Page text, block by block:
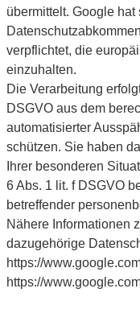
übermittelt. Google
verpflichtet, die
einzuhalten.
Die Verarbeitung
DSGVO aus dem
automatisierter
schützen. Sie haben
Ihrer besonderen
6 Abs. 1 lit. f DSGVO
betreffender
Nähere Informationen
dazugehörige
https://
https://